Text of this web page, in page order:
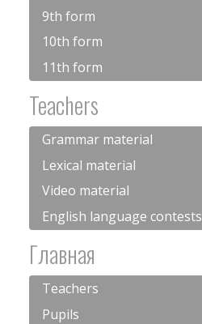
9th form
10th form
11th form
Teachers
Grammar material
Lexical material
Video material
English language contests
Главная
Teachers
Pupils